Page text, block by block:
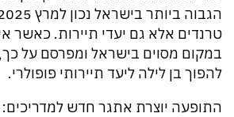
טרנדים אלא גם יעדי תיירות. כאשר
במקום מסוים בישראל ומפרסם על
להפוך בן לילה ליעד תיירותי פופולרי.
התופעה יוצרת אתגר חדש